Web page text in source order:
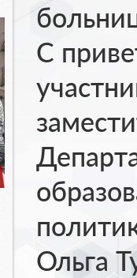
С
Ольга